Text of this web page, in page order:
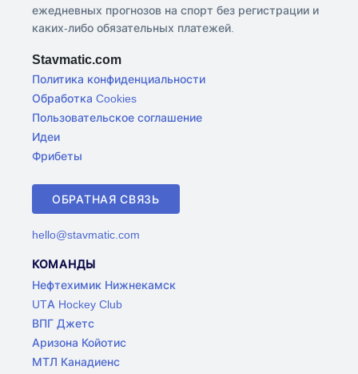
ежедневных прогнозов на спорт без регистрации и
каких-либо обязательных платежей.
Stavmatic.com
Политика конфиденциальности
Обработка Cookies
Пользовательское соглашение
Идеи
Фрибеты
ОБРАТНАЯ СВЯЗЬ
hello@stavmatic.com
КОМАНДЫ
Нефтехимик Нижнекамск
UTA Hockey Club
ВПГ Джетс
Аризона Койотис
МТЛ Канадиенс